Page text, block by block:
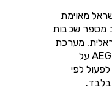
מאוימת
מספר שכבות
"חץ 3" הישראלית, מערכת
THAAD האמריקנית, ומערכת AEGIS על
לפי
בלבד.